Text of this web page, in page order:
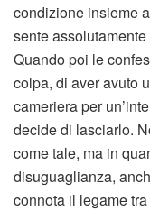
condizione insieme
sente
Quando poi le
colpa, di aver avuto
cameriera per
decide di lasciarlo.
come tale, ma in
disuguaglianza,
connota il legame